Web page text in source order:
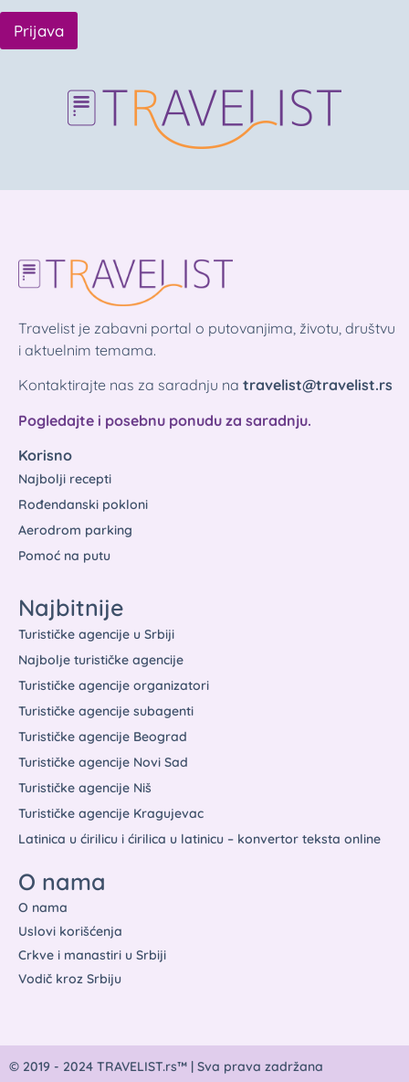
Prijava
Travelist je zabavni portal o putovanjima, životu, društvu
i aktuelnim temama.
Kontaktirajte nas za saradnju na travelist@travelist.rs
Pogledajte i posebnu ponudu za saradnju.
Korisno
Najbolji recepti
Rođendanski pokloni
Aerodrom parking
Pomoć na putu
Najbitnije
Turističke agencije u Srbiji
Najbolje turističke agencije
Turističke agencije organizatori
Turističke agencije subagenti
Turističke agencije Beograd
Turističke agencije Novi Sad
Turističke agencije Niš
Turističke agencije Kragujevac
Latinica u ćirilicu i ćirilica u latinicu – konvertor teksta online
O nama
O nama
Uslovi korišćenja
Crkve i manastiri u Srbiji
Vodič kroz Srbiju
© 2019 - 2024 TRAVELIST.rs™ | Sva prava zadržana